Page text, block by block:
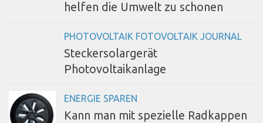
helfen die Umwelt zu schonen
PHOTOVOLTAIK FOTOVOLTAIK JOURNAL
Steckersolargerät
Photovoltaikanlage
ENERGIE SPAREN
Kann man mit spezielle Radkappen